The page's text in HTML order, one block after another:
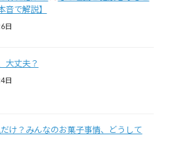
音で解説】
日
大丈夫？
日
け？みんなのお菓子事情、どうして